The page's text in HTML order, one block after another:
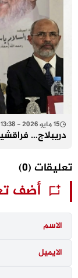
15 مايو 2026 - 13:38
دريبلاج…
تعليقات (0)
أضف